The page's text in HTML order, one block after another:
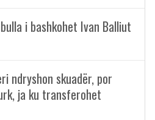
i bashkohet Ivan Balliut
ndryshon skuadër, por
ja ku transferohet